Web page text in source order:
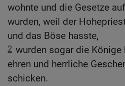
wohnte und die Gesetze
wurden, weil der
und das Böse hasste,
2 wurden sogar die Könige
ehren und herrliche
schicken.